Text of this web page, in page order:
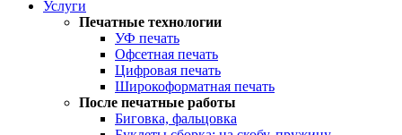
Услуги
Печатные технологии
УФ печать
Офсетная печать
Цифровая печать
Широкоформатная печать
После печатные работы
Биговка, фальцовка